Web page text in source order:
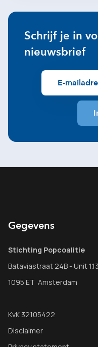
Schrijf je in
nieuwsbrief
Gegevens
Stichting Popcoalitie
Bataviastraat 24B - Unit 1.13
1095 ET Amsterdam
KvK 32105422
Disclaimer